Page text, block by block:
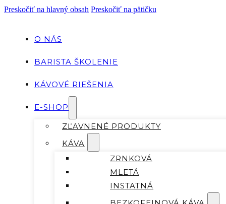
Preskočiť na hlavný obsah Preskočiť na pätičku
O NÁS
BARISTA ŠKOLENIE
KÁVOVÉ RIEŠENIA
E-SHOP
ZĽAVNENÉ PRODUKTY
KÁVA
ZRNKOVÁ
MLETÁ
INSTATNÁ